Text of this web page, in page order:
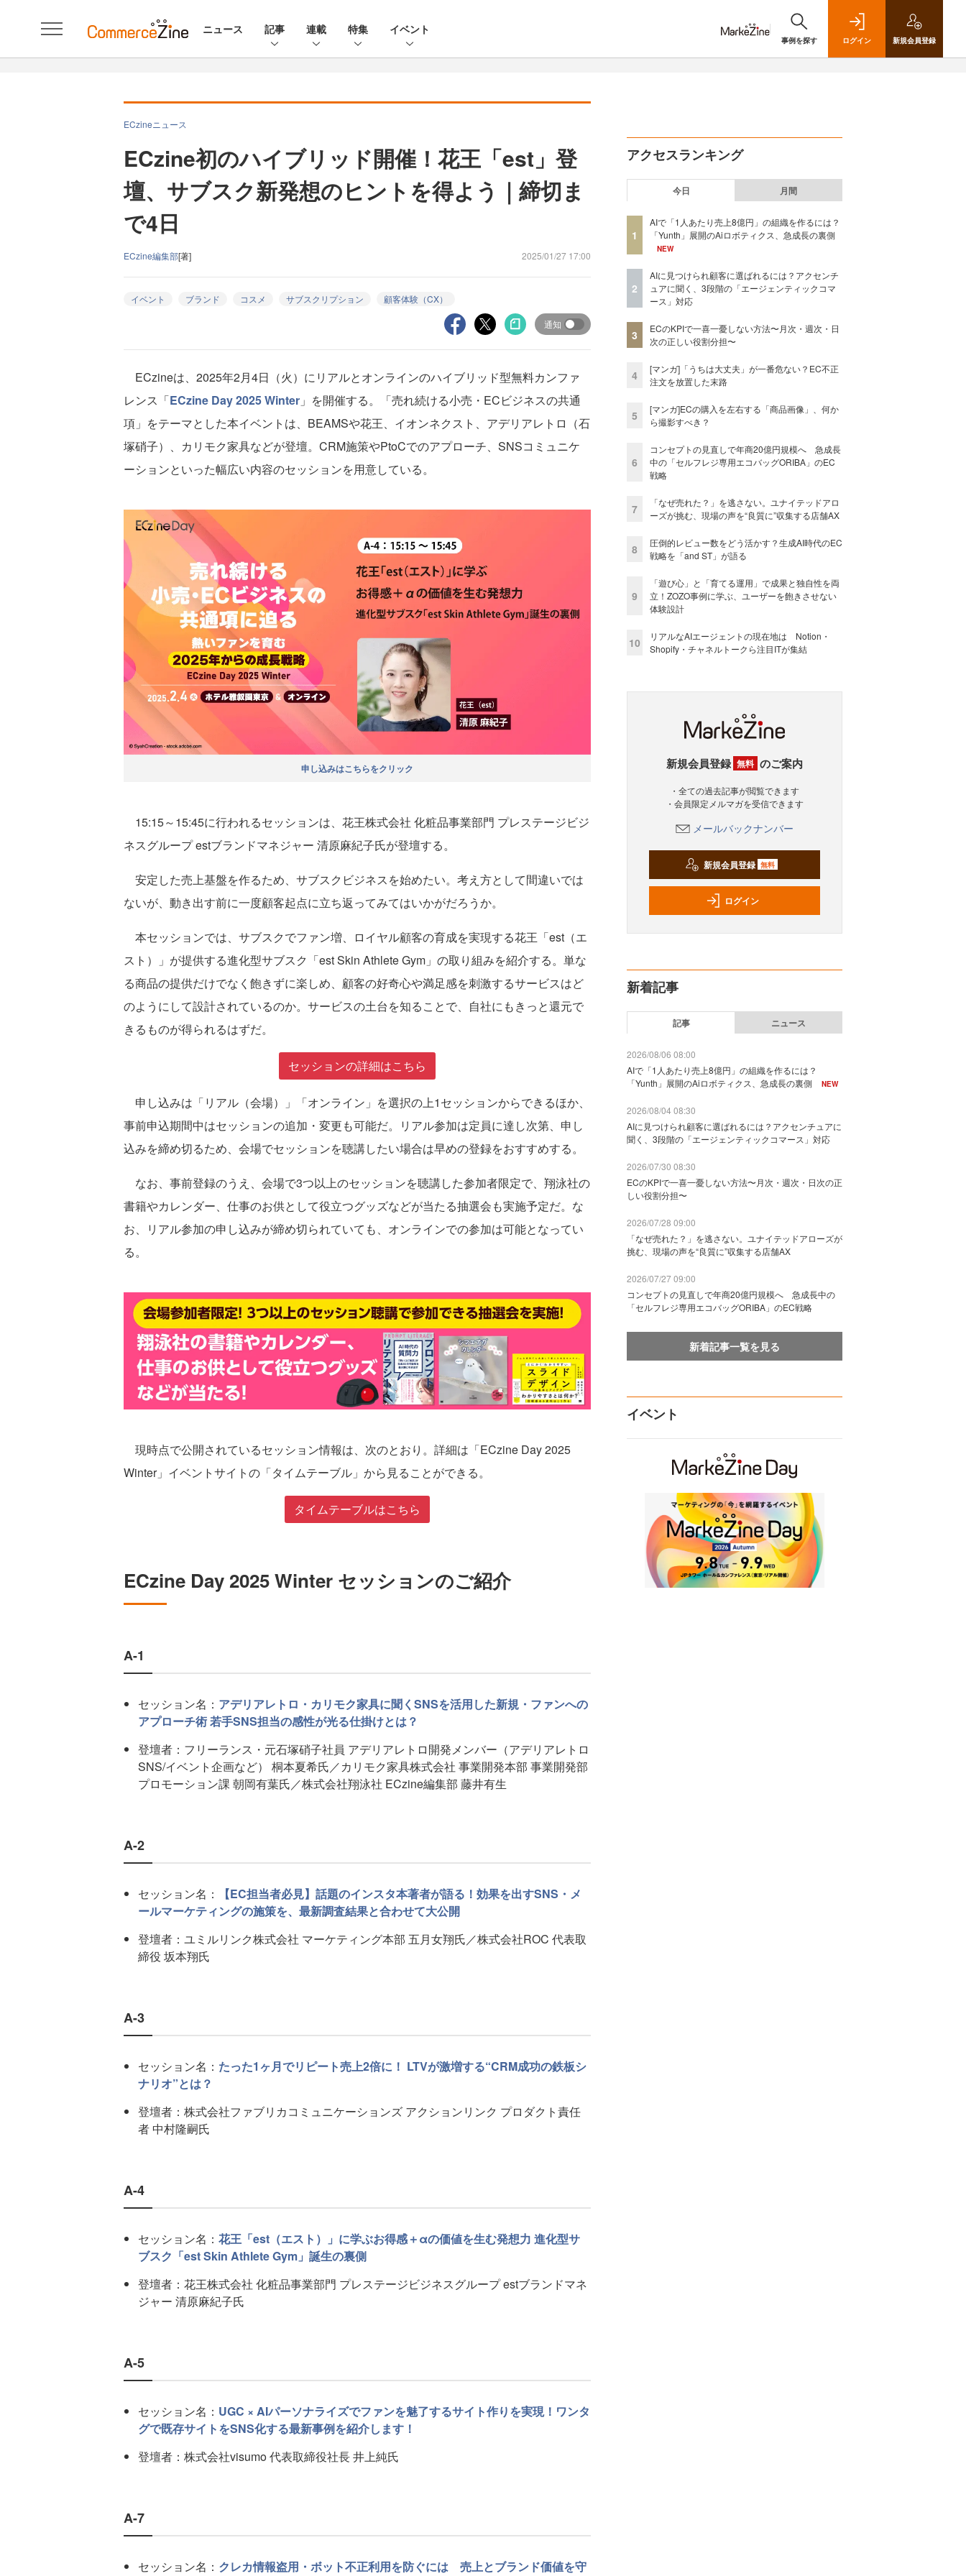
ニュース 記事 連載 特集 イベント
事例を探す ログイン 新規会員登録
ECzineニュース
ECzine初のハイブリッド開催！花王「est」登
壇、サブスク新発想のヒントを得よう｜締切ま
で4日
ECzine編集部[著] 2025/01/27 17:00
イベント ブランド コスメ サブスクリプション 顧客体験（CX）
通知
ECzineは、2025年2月4日（火）にリアルとオンラインのハイブリッド型無料カンファ
レンス「ECzine Day 2025 Winter 」を開催する。「売れ続ける小売・ECビジネスの共通
項」をテーマとした本イベントは、BEAMSや花王、イオンネクスト、アデリアレトロ（石
塚硝子）、カリモク家具などが登壇。CRM施策やPtoCでのアプローチ、SNSコミュニケ
ーションといった幅広い内容のセッションを用意している。
申し込みはこちらをクリック
15:15～15:45に行われるセッションは、花王株式会社 化粧品事業部門 プレステージビジ
ネスグループ estブランドマネジャー 清原麻紀子氏が登壇する。
安定した売上基盤を作るため、サブスクビジネスを始めたい。考え方として間違いでは
ないが、動き出す前に一度顧客起点に立ち返ってみてはいかがだろうか。
本セッションでは、サブスクでファン増、ロイヤル顧客の育成を実現する花王「est（エ
スト）」が提供する進化型サブスク「est Skin Athlete Gym」の取り組みを紹介する。単な
る商品の提供だけでなく飽きずに楽しめ、顧客の好奇心や満足感を刺激するサービスはど
のようにして設計されているのか。サービスの土台を知ることで、自社にもきっと還元で
きるものが得られるはずだ。
セッションの詳細はこちら
申し込みは「リアル（会場）」「オンライン」を選択の上1セッションからできるほか、
事前申込期間中はセッションの追加・変更も可能だ。リアル参加は定員に達し次第、申し
込みを締め切るため、会場でセッションを聴講したい場合は早めの登録をおすすめする。
なお、事前登録のうえ、会場で3つ以上のセッションを聴講した参加者限定で、翔泳社の
書籍やカレンダー、仕事のお供として役立つグッズなどが当たる抽選会も実施予定だ。な
お、リアル参加の申し込みが締め切られていても、オンラインでの参加は可能となってい
る。
現時点で公開されているセッション情報は、次のとおり。詳細は「ECzine Day 2025
Winter」イベントサイトの「タイムテーブル」から見ることができる。
タイムテーブルはこちら
ECzine Day 2025 Winter セッションのご紹介
A-1
セッション名： アデリアレトロ・カリモク家具に聞くSNSを活用した新規・ファンへの
アプローチ術 若手SNS担当の感性が光る仕掛けとは？
登壇者：フリーランス・元石塚硝子社員 アデリアレトロ開発メンバー（アデリアレトロ
SNS/イベント企画など） 桐本夏希氏／カリモク家具株式会社 事業開発本部 事業開発部
プロモーション課 朝岡有葉氏／株式会社翔泳社 ECzine編集部 藤井有生
A-2
セッション名：
【EC担当者必見】話題のインスタ本著者が語る！効果を出すSNS・メ
ールマーケティングの施策を、最新調査結果と合わせて大公開
登壇者：ユミルリンク株式会社 マーケティング本部 五月女翔氏／株式会社ROC 代表取
締役 坂本翔氏
A-3
セッション名： たった1ヶ月でリピート売上2倍に！ LTVが激増する“CRM成功の鉄板シ
ナリオ”とは？
登壇者：株式会社ファブリカコミュニケーションズ アクションリンク プロダクト責任
者 中村隆嗣氏
A-4
セッション名： 花王「est（エスト）」に学ぶお得感＋αの価値を生む発想力 進化型サ
ブスク「est Skin Athlete Gym」誕生の裏側
登壇者：花王株式会社 化粧品事業部門 プレステージビジネスグループ estブランドマネ
ジャー 清原麻紀子氏
A-5
セッション名： UGC × AIパーソナライズでファンを魅了するサイト作りを実現！ワンタ
グで既存サイトをSNS化する最新事例を紹介します！
登壇者：株式会社visumo 代表取締役社長 井上純氏
A-7
セッション名： クレカ情報盗用・ボット不正利用を防ぐには 売上とブランド価値を守
アクセスランキング
今日 月間
1
AIで「1人あたり売上8億円」の組織を作るには？
「Yunth」展開のAiロボティクス、急成長の裏側
NEW
2
AIに見つけられ顧客に選ばれるには？アクセンチ
ュアに聞く、3段階の「エージェンティックコマ
ース」対応
3
ECのKPIで一喜一憂しない方法〜月次・週次・日
次の正しい役割分担〜
4
[マンガ]「うちは大丈夫」が一番危ない？EC不正
注文を放置した末路
5
[マンガ]ECの購入を左右する「商品画像」、何か
ら撮影すべき？
6
コンセプトの見直しで年商20億円規模へ 急成長
中の「セルフレジ専用エコバッグORIBA」のEC
戦略
7
「なぜ売れた？」を逃さない。ユナイテッドアロ
ーズが挑む、現場の声を“良質に”収集する店舗AX
8
圧倒的レビュー数をどう活かす？生成AI時代のEC
戦略を「and ST」が語る
9
「遊び心」と「育てる運用」で成果と独自性を両
立！ZOZO事例に学ぶ、ユーザーを飽きさせない
体験設計
10
リアルなAIエージェントの現在地は Notion・
Shopify・チャネルトークら注目ITが集結
新規会員登録 無料 のご案内
・全ての過去記事が閲覧できます
・会員限定メルマガを受信できます
メールバックナンバー
新規会員登録 無料
ログイン
新着記事
記事 ニュース
2026/08/06 08:00
AIで「1人あたり売上8億円」の組織を作るには？
「Yunth」展開のAiロボティクス、急成長の裏側
NEW
2026/08/04 08:30
AIに見つけられ顧客に選ばれるには？アクセンチュアに
聞く、3段階の「エージェンティックコマース」対応
2026/07/30 08:30
ECのKPIで一喜一憂しない方法〜月次・週次・日次の正
しい役割分担〜
2026/07/28 09:00
「なぜ売れた？」を逃さない。ユナイテッドアローズが
挑む、現場の声を“良質に”収集する店舗AX
2026/07/27 09:00
コンセプトの見直しで年商20億円規模へ 急成長中の
「セルフレジ専用エコバッグORIBA」のEC戦略
新着記事一覧を見る
イベント